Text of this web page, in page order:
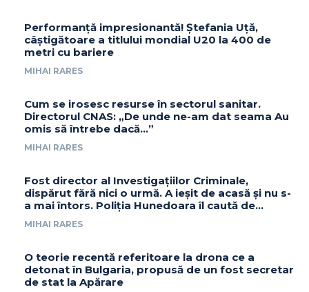
Performanță impresionantă! Ștefania Uță,
câștigătoare a titlului mondial U20 la 400 de
metri cu bariere
MIHAI RARES
Cum se irosesc resurse în sectorul sanitar.
Directorul CNAS: „De unde ne-am dat seama Au
omis să întrebe dacă…”
MIHAI RARES
Fost director al Investigațiilor Criminale,
dispărut fără nici o urmă. A ieșit de acasă și nu s-
a mai întors. Poliția Hunedoara îl caută de...
MIHAI RARES
O teorie recentă referitoare la drona ce a
detonat în Bulgaria, propusă de un fost secretar
de stat la Apărare